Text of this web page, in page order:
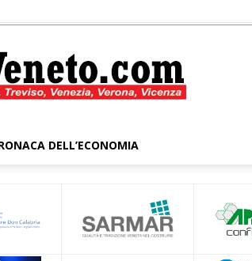
DELL’ECONOMIA